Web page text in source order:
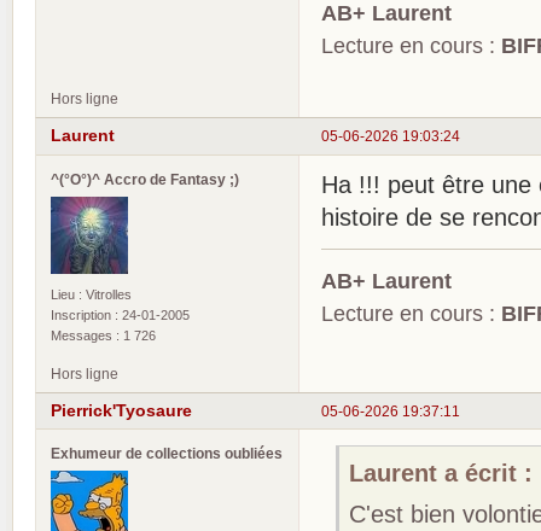
AB+ Laurent
Lecture en cours :
Hors ligne
05-06-2026 19:03:24
Laurent
^(°O°)^ Accro de Fantasy ;)
Lieu : Vitrolles
Inscription : 24-01-2005
Messages : 1 726
Ha !!! peut être une
histoire de se
AB+ Laurent
Lecture en cours :
Hors ligne
05-06-2026 19:37:11
Pierrick'Tyosaure
Exhumeur de collections oubliées
Laurent a écrit :
C'est bien